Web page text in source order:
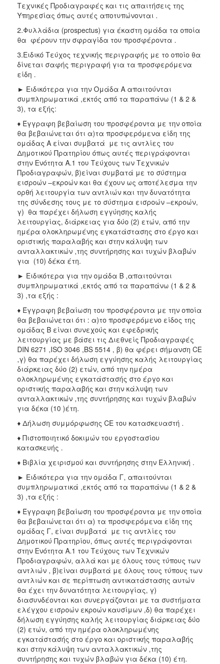
Τεχνικές Προδιαγραφές και τις απαιτήσεις της
Υπηρεσίας όπως αυτές αποτυπώνονται .
2.Φυλλάδια (prospectus) για έκαστη ομάδα τα οποία
θα φέρουν την σφραγίδα του προσφέροντα .
3.Ειδικό Τεύχος τεχνικής περιγραφής με το οποίο θα
δίνεται σαφής περιγραφή για τα προσφερόμενα
είδη .
► Ειδικότερα για την Ομάδα Α απαιτούνται
συμπληρωματικά ,εκτός από τα παραπάνω (1 & 2 &
3), τα εξής:
♦ Έγγραφη βεβαίωση του προσφέροντα με την οποία
θα βεβαιώνεται ότι α)τα προσφερόμενα είδη της
ομάδας Α είναι συμβατά με τις αντλίες του
Δημοτικού Πρατηρίου όπως αυτές περιγράφονται
στην Ενότητα Α.1 του Τεύχους των Τεχνικών
Προδιαγραφών, β)είναι συμβατά με το σύστημα
εισροών –εκροών και θα έχουν ως αποτέλεσμα την
ορθή λειτουργία των αντλιών και την δυνατότητα
της σύνδεσης τους με το σύστημα εισροών –εκροών,
γ) θα παρέχει δήλωση εγγύησης καλής
λειτουργίας, διάρκειας για δύο (2) ετών, από την
ημέρα ολοκληρωμένης εγκατάστασης στο έργο και
οριστικής παραλαβής και στην κάλυψη των
ανταλλακτικών ,της συντήρησης και τυχών βλαβών
για (10) δέκα έτη.
► Ειδικότερα για την ομάδα Β ,απαιτούνται
συμπληρωματικά ,εκτός από τα παραπάνω (1 & 2 &
3) ,τα εξής :
♦ Έγγραφη βεβαίωση του προσφέροντα με την οποία
θα βεβαιώνεται ότι : α)το προσφερόμενο είδος της
ομάδας Β είναι συνεχούς και εφεδρικής
λειτουργίας με βάσει τις Διεθνείς Προδιαγραφές
DIN 6271 ,ISO 3046 ,BS 5514 , β) θα φέρει σήμανση CE
,γ) θα παρέχει δήλωση εγγύησης καλής λειτουργίας
διάρκειας δύο (2) ετών, από την ημέρα
ολοκληρωμένης εγκατάστασής στο έργο και
οριστικής παραλαβής και στην κάλυψη των
ανταλλακτικών ,της συντήρησης και τυχών βλαβών
για δέκα (10 )έτη.
♦ Δήλωση συμμόρφωσης CE του κατασκευαστή .
♦ Πιστοποιητικό δοκιμών του εργοστασίου
κατασκευής .
♦ Βιβλία χειρισμού και συντήρησης στην Ελληνική .
► Ειδικότερα για την ομάδα Γ, απαιτούνται
συμπληρωματικά ,εκτός από τα παραπάνω (1 & 2 &
3) ,τα εξής :
♦ Έγγραφη βεβαίωση του προσφέροντα με την οποία
θα βεβαιώνεται ότι α) τα προσφερόμενα είδη της
ομάδας Γ, είναι συμβατά με τις αντλίες του
Δημοτικού Πρατηρίου, όπως αυτές περιγράφονται
στην Ενότητα Α.1 του Τεύχους των Τεχνικών
Προδιαγραφών, αλλά και με όλους τους τύπους των
αντλιών , β)είναι συμβατά με όλους τους τύπους των
αντλιών και σε περίπτωση αντικατάστασης αυτών
θα έχει την δυνατότητα λειτουργίας, γ)
διασυνδέονται και συνεργάζονται με τα συστήματα
ελέγχου εισροών εκροών καυσίμων ,δ) θα παρέχει
δήλωση εγγύησης καλής λειτουργίας διάρκειας δύο
(2) ετών, από την ημέρα ολοκληρωμένης
εγκατάστασής στο έργο και οριστικής παραλαβής
και στην κάλυψη των ανταλλακτικών ,της
συντήρησης και τυχών βλαβών για δέκα (10) έτη.